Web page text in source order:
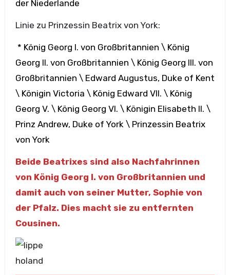
der Niederlande
Linie zu Prinzessin Beatrix von York:
* König Georg I. von Großbritannien \ König
Georg II. von Großbritannien \ König Georg III. von
Großbritannien \ Edward Augustus, Duke of Kent
\ Königin Victoria \ König Edward VII. \ König
Georg V. \ König Georg VI. \ Königin Elisabeth II. \
Prinz Andrew, Duke of York \ Prinzessin Beatrix
von York
Beide Beatrixes sind also Nachfahrinnen
von König Georg I. von Großbritannien und
damit auch von seiner Mutter, Sophie von
der Pfalz. Dies macht sie zu entfernten
Cousinen.
holand